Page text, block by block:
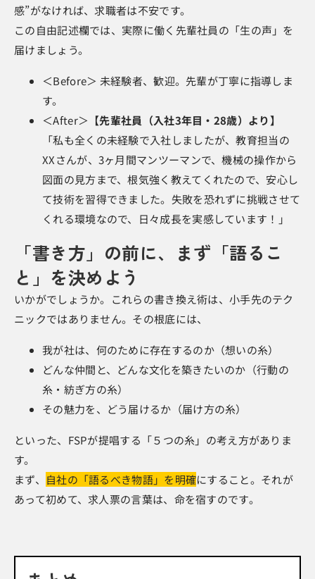
感”がなければ、求職者は不安です。
この自由記述欄では、実際に働く先輩社員の「生の声」を
届けましょう。
＜Before＞ 未経験者、歓迎。先輩が丁寧に指導しま
す。
＜After＞ 【先輩社員（入社3年目・28歳）より】
「私も全くの未経験で入社しましたが、教育担当の
XXさんが、3ヶ月間マンツーマンで、機械の操作から
図面の見方まで、根気強く教えてくれたので、安心し
て技術を習得できました。失敗を恐れずに挑戦させて
くれる環境なので、日々成長を実感しています！」
「書き方」の前に、まず「語るこ
と」を決めよう
いかがでしょうか。これらの書き換え術は、小手先のテク
ニックではありません。その根底には、
我が社は、何のために存在するのか（想いの糸）
どんな仲間と、どんな文化を築きたいのか（行動の
糸・紡ぎ方の糸）
その魅力を、どう届けるか（届け方の糸）
といった、FSPが提唱する「５つの糸」の考え方がありま
す。
まず、 自社の「語るべき物語」を明確にすること。それが
あって初めて、求人票の言葉は、命を宿すのです。